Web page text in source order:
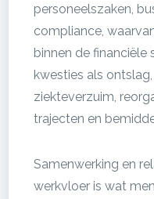
personeelszaken,
compliance,
binnen de financiële
kwesties als
ziekteverzuim,
trajecten en
Samenwerking en
werkvloer is wat